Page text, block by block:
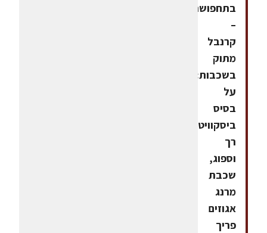
בתחפושת"
–
קרנבל
מתוק
בשכבות:
על
בסיס
ביסקוויט
רך
וספוג,
שכבת
מרנג
אגוזים
פריך